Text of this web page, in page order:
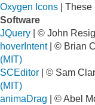
Oxygen Icons |
Software
JQuery | © John
hoverIntent| © Brian
(MIT)
SCEditor | © Sam
(MIT)
animaDrag | © Abel